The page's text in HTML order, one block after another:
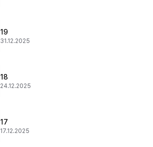
19
31.12.2025
18
24.12.2025
17
17.12.2025